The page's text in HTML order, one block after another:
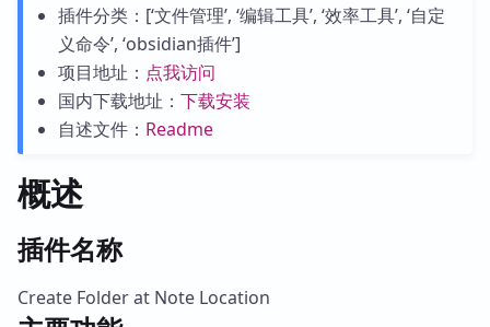
插件分类：[‘文件管理’, ‘编辑工具’, ‘效率工具’, ‘自定
义命令’, ‘obsidian插件’]
项目地址： 点我访问
国内下载地址： 下载安装
自述文件： Readme
概述
插件名称
Create Folder at Note Location